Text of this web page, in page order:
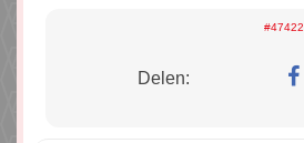
#47422
Delen: